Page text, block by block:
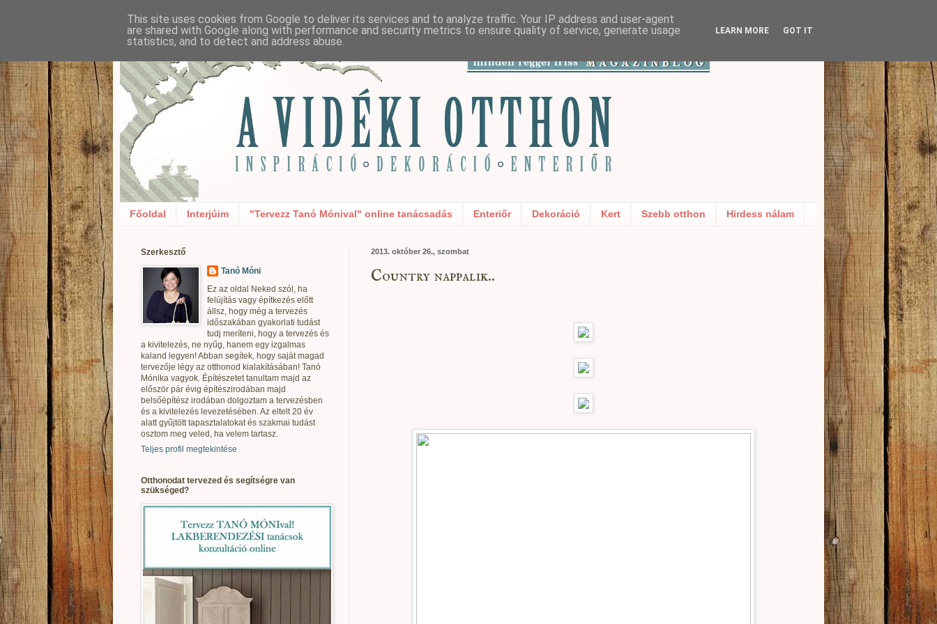
Főoldal Interjúim "Tervezz Tanó Mónival" online tanácsadás Enteriőr Dekoráció Kert Szebb otthon Hirdess nálam
2013. október 26., szombat
Country nappalik..
Szerkesztő
Tanó Móni
Ez az oldal Neked szól, ha
felújítás vagy építkezés előtt
állsz, hogy még a tervezés
időszakában gyakorlati tudást
tudj meríteni, hogy a tervezés és
a kivitelezés, ne nyűg, hanem egy izgalmas
kaland legyen! Abban segítek, hogy saját magad
tervezője légy az otthonod kialakításában! Tanó
Mónika vagyok. Építészetet tanultam majd az
először pár évig építészirodában majd
belsőépítész irodában dolgoztam a tervezésben
és a kivitelezés levezetésében. Az eltelt 20 év
alatt gyűjtött tapasztalatokat és szakmai tudást
osztom meg veled, ha velem tartasz.
Teljes profil megtekintése
Otthonodat tervezed és segítségre van
szükséged?
This site uses cookies from Google to deliver its services and to analyze traffic. Your IP address and user-agent
are shared with Google along with performance and security metrics to ensure quality of service, generate usage
statistics, and to detect and address abuse.
LEARN MORE GOT IT